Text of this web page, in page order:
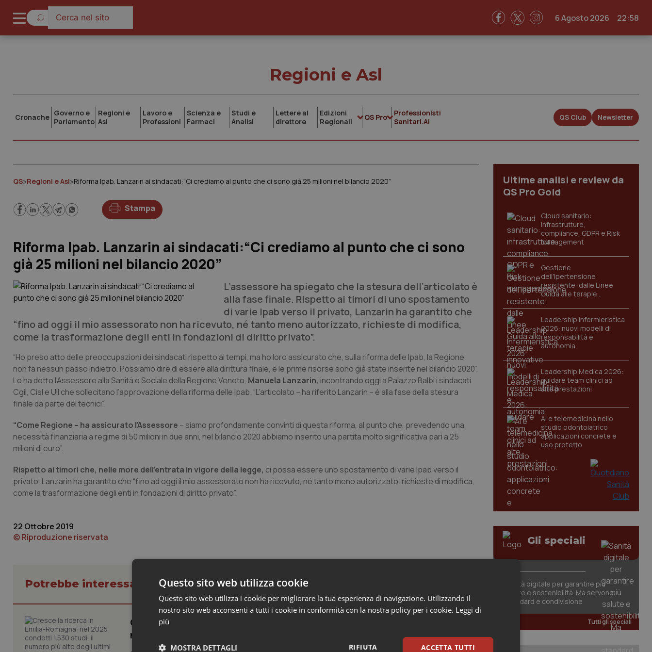
6 Agosto 2026 22:58
Regioni e Asl
Cronache Governo e
Parlamento
Regioni e
Asl
Lavoro e
Professioni
Scienza e
Farmaci
Studi e
Analisi
Lettere al
direttore
Edizioni
Regionali
QS Pro
Professionisti
Sanitari.AI
QS Club Newsletter
QS»Regioni e Asl»Riforma Ipab. Lanzarin ai sindacati:“Ci crediamo al punto che ci sono già 25 milioni nel bilancio 2020”
Stampa
Riforma Ipab. Lanzarin ai sindacati:“Ci crediamo al punto che ci sono
già 25 milioni nel bilancio 2020”
L’assessore ha spiegato che la stesura dell’articolato è
alla fase finale. Rispetto ai timori di uno spostamento
di varie Ipab verso il privato, Lanzarin ha garantito che
“fino ad oggi il mio assessorato non ha ricevuto, né tanto meno autorizzato, richieste di modifica,
come la trasformazione degli enti in fondazioni di diritto privato”.
“Ho preso atto delle preoccupazioni dei sindacati rispetto ai tempi, ma ho loro assicurato che, sulla riforma delle Ipab, la Regione
non fa nessun passo indietro. Possiamo dire di essere alla dirittura finale, e le prime risorse sono già state inserite nel bilancio 2020”.
Lo ha detto l’Assessore alla Sanità e Sociale della Regione Veneto, Manuela Lanzarin, incontrando oggi a Palazzo Balbi i sindacati
Cgil, Cisl e Uil che sollecitano l’approvazione della riforma delle Ipab. “L’articolato – ha riferito Lanzarin – è alla fase della stesura
finale da parte dei tecnici”.
“Come Regione – ha assicurato l’Assessore – siamo profondamente convinti di questa riforma, al punto che, prevedendo una
necessità finanziaria a regime di 50 milioni in due anni, nel bilancio 2020 abbiamo inserito una partita molto significativa pari a 25
milioni di euro”.
Rispetto ai timori che, nelle more dell’entrata in vigore della legge, ci possa essere uno spostamento di varie Ipab verso il
privato, Lanzarin ha garantito che “fino ad oggi il mio assessorato non ha ricevuto, né tanto meno autorizzato, richieste di modifica,
come la trasformazione degli enti in fondazioni di diritto privato”.
22 Ottobre 2019
© Riproduzione riservata
Potrebbe interessarti in Regioni e Asl
Cresce la ricerca in Emilia-Romagna: nel 2025 condotti 1.530 studi, il
numero più alto degli ultimi cinque anni
Ultime analisi e review da
QS Pro Gold
Cloud sanitario:
infrastrutture,
compliance, GDPR e Risk
management
Gestione
dell'Ipertensione
resistente: dalle Linee
Guida alle terapie
innovative
Leadership Infermieristica
2026: nuovi modelli di
responsabilità e
autonomia
Leadership Medica 2026:
guidare team clinici ad
alte prestazioni
AI e telemedicina nello
studio odontoiatrico:
applicazioni concrete e
uso protetto
Gli speciali
Sanità digitale per garantire più
salute e sostenibilità. Ma servono
standard e condivisione
Tutti gli speciali
Questo sito web utilizza cookie
Questo sito web utilizza i cookie per migliorare la tua esperienza di navigazione. Utilizzando il
nostro sito web acconsenti a tutti i cookie in conformità con la nostra policy per i cookie. Leggi di
più
ACCETTA TUTTI
RIFIUTA
MOSTRA DETTAGLI